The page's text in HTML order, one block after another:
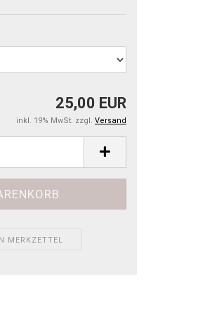
25,00 EUR
inkl. 19% MwSt. zzgl. Versand
MERKZETTEL